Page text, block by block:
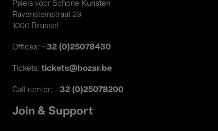
Paleis voor Schone Kunsten
Ravensteinstraat 23
1000 Brussel
Offices: +32 (0)25078430
Tickets: tickets@bozar.be
Call center: +32 (0)25078200
Join & Support